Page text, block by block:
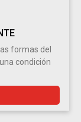
formas del
condición